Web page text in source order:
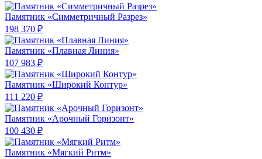
Памятник «Симметричный Разрез»
198 370 ₽
Памятник «Плавная Линия»
107 983 ₽
Памятник «Широкий Контур»
111 220 ₽
Памятник «Арочный Горизонт»
100 430 ₽
Памятник «Мягкий Ритм»